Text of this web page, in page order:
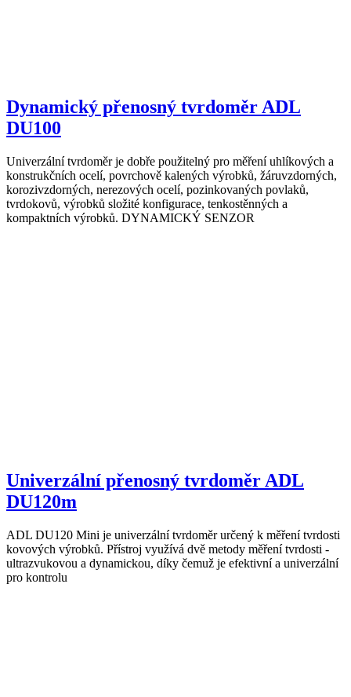
Dynamický přenosný tvrdoměr ADL
DU100
Univerzální tvrdoměr je dobře použitelný pro měření uhlíkových a
konstrukčních ocelí, povrchově kalených výrobků, žáruvzdorných,
korozivzdorných, nerezových ocelí, pozinkovaných povlaků,
tvrdokovů, výrobků složité konfigurace, tenkostěnných a
kompaktních výrobků. DYNAMICKÝ SENZOR
Univerzální přenosný tvrdoměr ADL
DU120m
ADL DU120 Mini je univerzální tvrdoměr určený k měření tvrdosti
kovových výrobků. Přístroj využívá dvě metody měření tvrdosti -
ultrazvukovou a dynamickou, díky čemuž je efektivní a univerzální
pro kontrolu